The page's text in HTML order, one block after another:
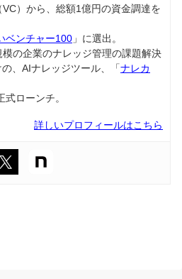
）から、総額1億円の資金調達を
ベンチャー100 」に選出。
の企業のナレッジ管理の課題解決
、AIナレッジツール、「ナレカ
式ローンチ。
詳しいプロフィールはこちら